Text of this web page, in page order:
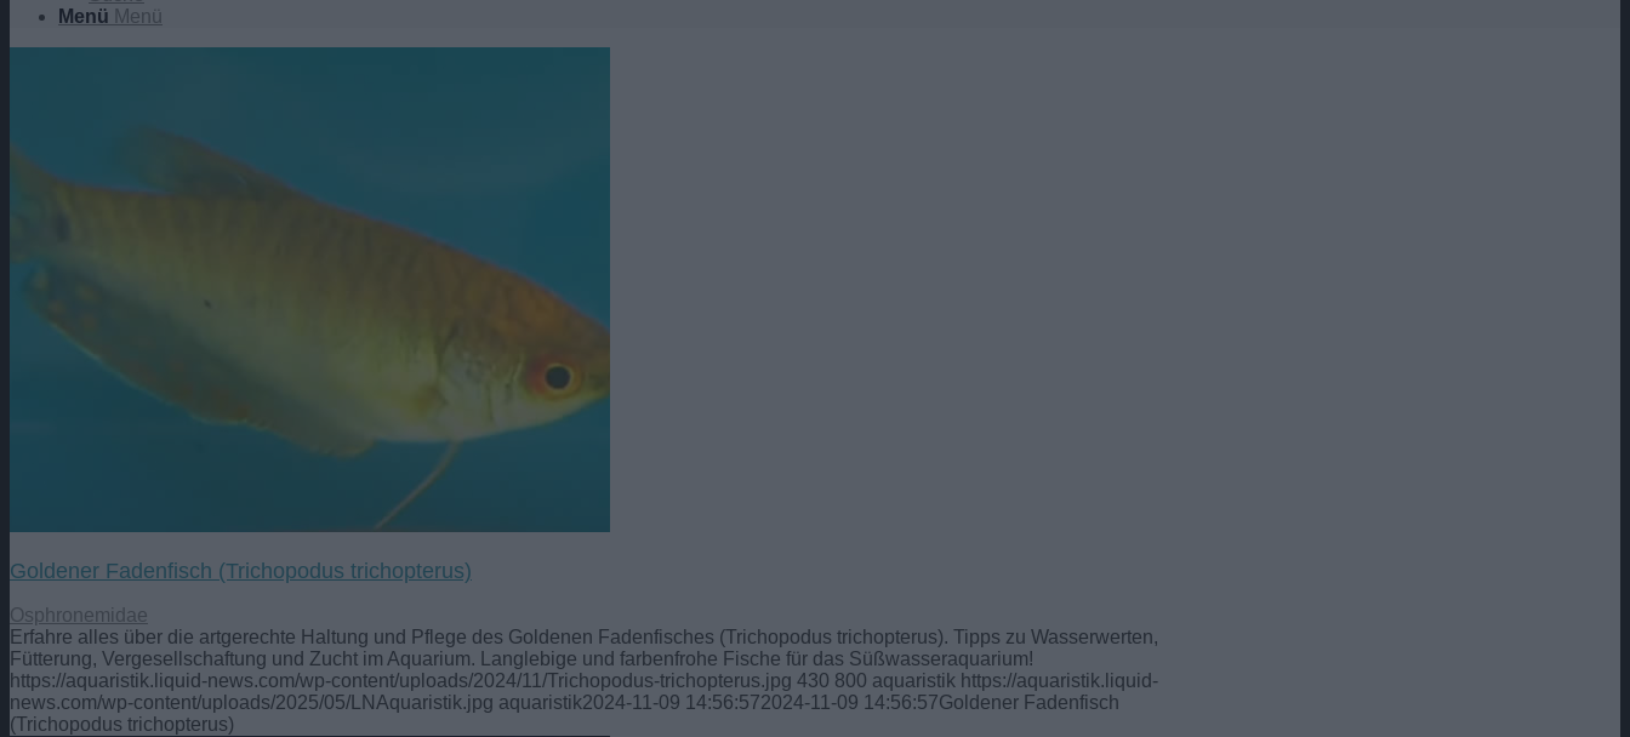
Menü Menü
Goldener Fadenfisch (Trichopodus trichopterus)
Osphronemidae
Erfahre alles über die artgerechte Haltung und Pflege des Goldenen Fadenfisches (Trichopodus trichopterus). Tipps zu Wasserwerten,
Fütterung, Vergesellschaftung und Zucht im Aquarium. Langlebige und farbenfrohe Fische für das Süßwasseraquarium!
https://aquaristik.liquid-news.com/wp-content/uploads/2024/11/Trichopodus-trichopterus.jpg 430 800 aquaristik https://aquaristik.liquid-
news.com/wp-content/uploads/2025/05/LNAquaristik.jpg aquaristik2024-11-09 14:56:572024-11-09 14:56:57Goldener Fadenfisch
(Trichopodus trichopterus)